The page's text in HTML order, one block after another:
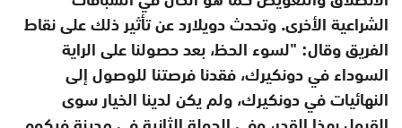
الشراعية الأخرى. وتحدث دويلارد عن تأثير ذلك على نقاط
الفريق وقال: "لسوء الحظ، بعد حصولنا على الراية
السوداء في دونكيرك، فقدنا فرصتنا للوصول إلى
النهائيات في دونكيرك، ولم يكن لدينا الخيار سوى